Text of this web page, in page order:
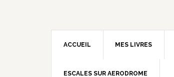
ACCUEIL MES LIVRES
ESCALES SUR AERODROME